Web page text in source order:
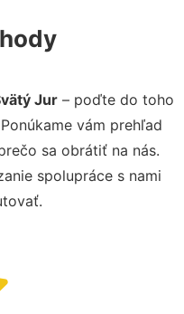
Jur– poďte do toho
vám prehľad
sa obrátiť na nás.
spolupráce s nami